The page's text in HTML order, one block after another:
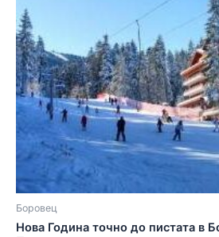
Боровец
Нова Година точно до пистата в